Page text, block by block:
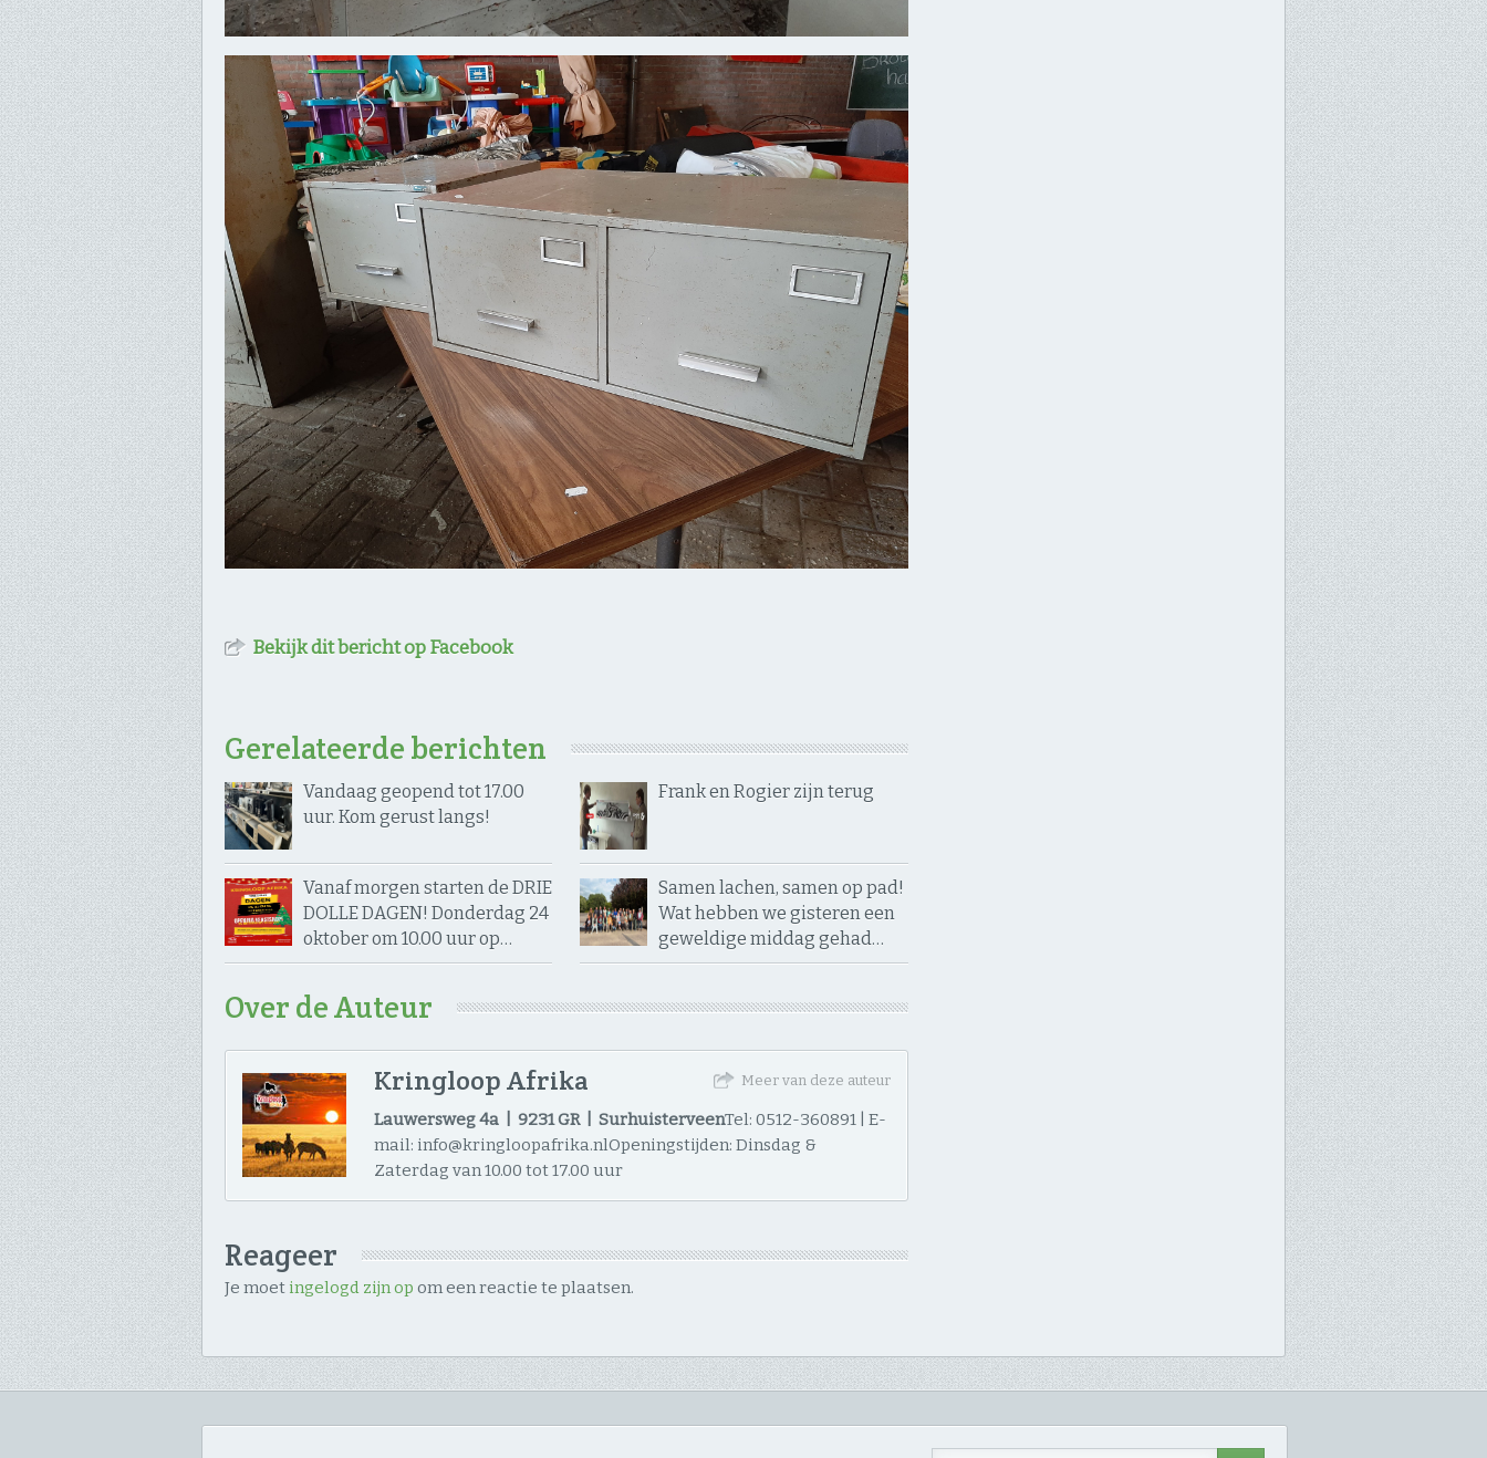
Bekijk dit bericht op Facebook
Gerelateerde berichten
Vandaag geopend tot 17.00
uur. Kom gerust langs!
Frank en Rogier zijn terug
Vanaf morgen starten de DRIE
DOLLE DAGEN! Donderdag 24
oktober om 10.00 uur op…
Samen lachen, samen op pad! ​
Wat hebben we gisteren een
geweldige middag gehad…
Over de Auteur
Kringloop Afrika Meer van deze auteur
Lauwersweg 4a | 9231 GR | SurhuisterveenTel: 0512-360891 | E-
mail: info@kringloopafrika.nlOpeningstijden: Dinsdag &
Zaterdag van 10.00 tot 17.00 uur
Reageer
Je moet ingelogd zijn op om een reactie te plaatsen.